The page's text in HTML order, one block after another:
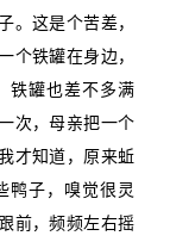
。这是个苦差，
个铁罐在身边，
铁罐也差不多满
次，母亲把一个
才知道，原来蚯
鸭子，嗅觉很灵
前，频频左右摇